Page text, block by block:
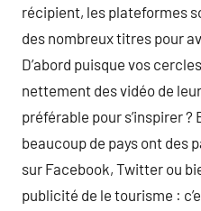
récipient, les plateformes
des nombreux titres pour
D’abord puisque vos
nettement des vidéo de
préférable pour s’inspirer ?
beaucoup de pays ont des
sur Facebook, Twitter ou
publicité de le tourisme :